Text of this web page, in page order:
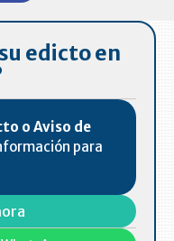
edicto en
o Aviso de
para